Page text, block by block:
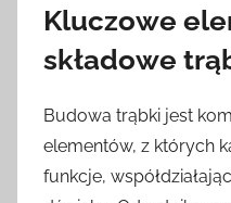
Kluczowe
składowe
Budowa trąbki jest
elementów, z których
funkcje,